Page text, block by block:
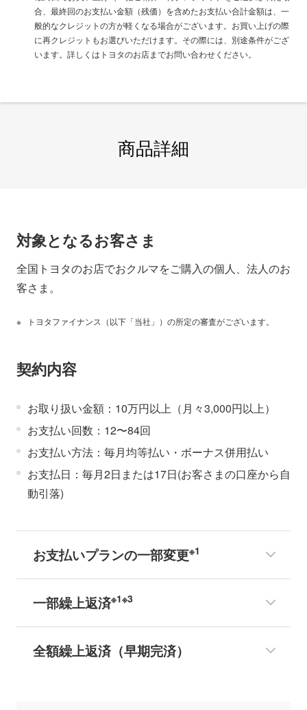
合、最終回のお支払い金額（残価）を含めたお支払い合計金額は、一
般的なクレジットの方が軽くなる場合がございます。お買い上げの際
に再クレジットもお選びいただけます。その際には、別途条件がござ
います。詳しくはトヨタのお店までお問い合わせください。
商品詳細
対象となるお客さま
全国トヨタのお店でおクルマをご購入の個人、法人のお
客さま。
トヨタファイナンス（以下「当社」）の所定の審査がございます。
契約内容
お取り扱い金額：10万円以上（月々3,000円以上）
お支払い回数：12〜84回
お支払い方法：毎月均等払い・ボーナス併用払い
お支払日：毎月2日または17日(お客さまの口座から自
動引落)
お支払いプランの一部変更※1
ボーナス有無、ボーナス時のお支払い金額の変
更ができます。
・法人のお客さまは、お支払いプラン変更のお
申し込みはできません。
一部繰上返済※1※3
期間を変えずに月々のお支払い金額を抑えるこ
全額繰上返済（早期完済）